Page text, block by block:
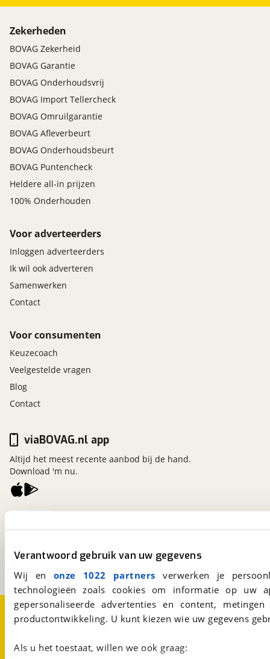
Verantwoord gebruik van uw gegevens
Wij en onze 1022 partners verwerken je
technologieën zoals cookies om informatie op
gepersonaliseerde advertenties en content,
productontwikkeling. U kunt kiezen wie uw gegevens
Als u het toestaat, willen we ook graag:
Zekerheden
BOVAG Zekerheid
BOVAG Garantie
BOVAG Onderhoudsvrij
BOVAG Import Tellercheck
BOVAG Omruilgarantie
BOVAG Afleverbeurt
BOVAG Onderhoudsbeurt
BOVAG Puntencheck
Heldere all-in prijzen
100% Onderhouden
Voor adverteerders
Inloggen adverteerders
Ik wil ook adverteren
Samenwerken
Contact
Voor consumenten
Keuzecoach
Veelgestelde vragen
Blog
Contact
Een initiatief van
viaBOVAG.nl app
Altijd het meest recente aanbod bij de hand.
Download 'm nu.
Over viaBOVAG.nlDisclaimer- en Privacyverklaring
CookievoorkeurenVacatures